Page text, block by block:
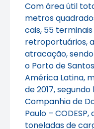
Com área útil
metros
cais, 55
retroportuários,
atracação, sendo
o Porto de
América Latina,
de 2017,
Companhia de
Paulo –
toneladas de